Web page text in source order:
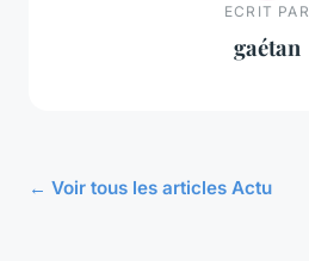
ECRIT PAR
gaétan
← Voir tous les articles Actu